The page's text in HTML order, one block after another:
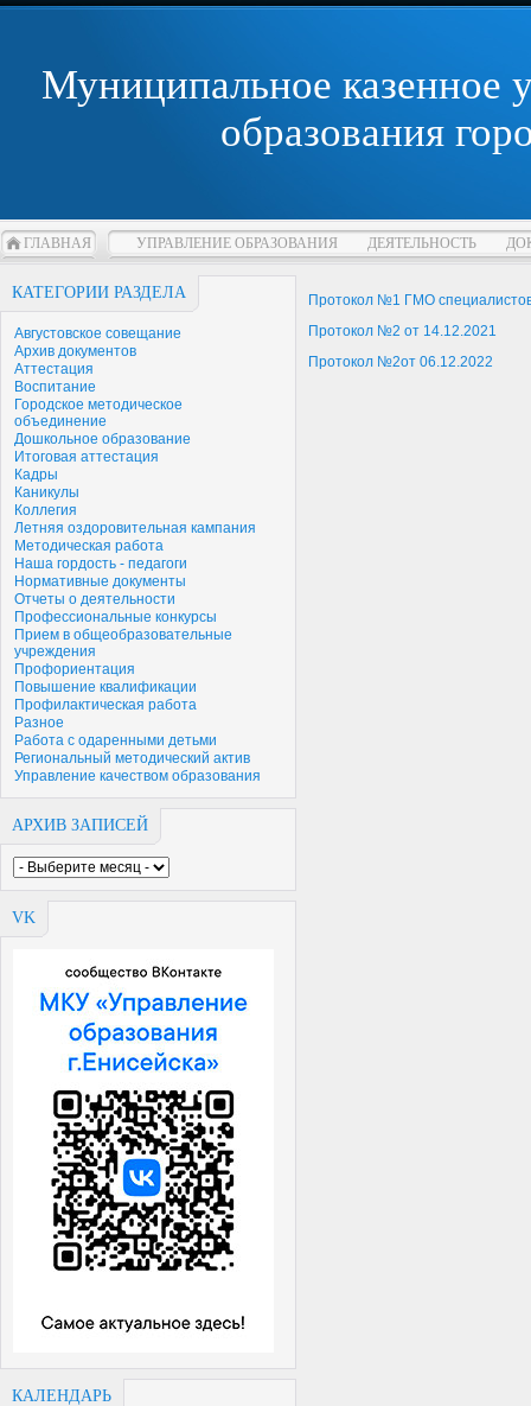
Муниципальное казенное
образования
ГЛАВНАЯ УПРАВЛЕНИЕ ОБРАЗОВАНИЯ ДЕЯТЕЛЬНОСТЬ
КАТЕГОРИИ РАЗДЕЛА
Августовское совещание
Архив документов
Аттестация
Воспитание
Городское методическое
объединение
Дошкольное образование
Итоговая аттестация
Кадры
Каникулы
Коллегия
Летняя оздоровительная кампания
Методическая работа
Наша гордость - педагоги
Нормативные документы
Отчеты о деятельности
Профессиональные конкурсы
Прием в общеобразовательные
учреждения
Профориентация
Повышение квалификации
Профилактическая работа
Разное
Работа с одаренными детьми
Региональный методический актив
Управление качеством образования
АРХИВ ЗАПИСЕЙ
VK
КАЛЕНДАРЬ
Протокол №1 ГМО
Протокол №2 от 14.12.2021
Протокол №2от 06.12.2022